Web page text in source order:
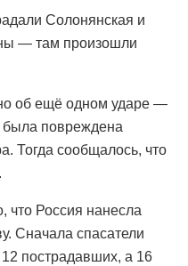
Солонянская и
— там произошли
об ещё одном ударе —
была повреждена
Тогда сообщалось, что
что Россия нанесла
Сначала спасатели
пострадавших, а 16